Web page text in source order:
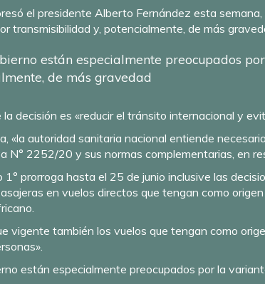
el presidente Alberto Fernández esta
transmisibilidad y, potencialmente, de más
están especialmente preocupados
de más gravedad
la decisión es «reducir el tránsito internacional y
«la autoridad sanitaria nacional entiende
N° 2252/20 y sus normas complementarias, en
1° prorroga hasta el 25 de junio inclusive las
en vuelos directos que tengan como
vigente también los vuelos que tengan como